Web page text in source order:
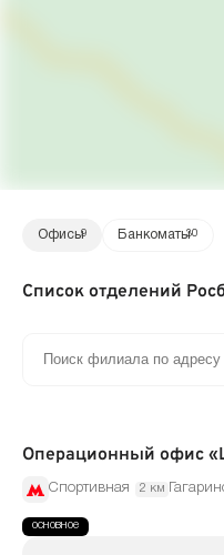
Офисы9 Банкоматы30
Список отделений
Операционный офис
Спортивная 2 км